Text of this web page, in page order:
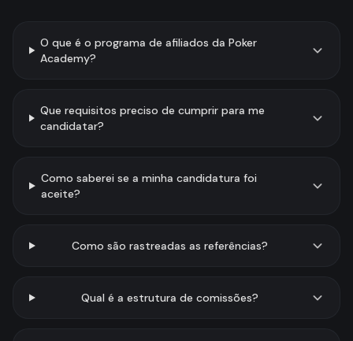
O que é o programa de afiliados da Poker
Academy?
Que requisitos preciso de cumprir para me
candidatar?
Como saberei se a minha candidatura foi
aceite?
Como são rastreadas as referências?
Qual é a estrutura de comissões?